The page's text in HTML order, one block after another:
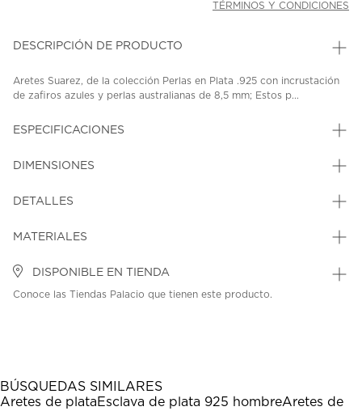
TÉRMINOS Y CONDICIONES
DESCRIPCIÓN DE PRODUCTO
Aretes Suarez, de la colección Perlas en Plata .925 con incrustación
de zafiros azules y perlas australianas de 8,5 mm; Estos p...
ESPECIFICACIONES
DIMENSIONES
DETALLES
MATERIALES
DISPONIBLE EN TIENDA
Conoce las Tiendas Palacio que tienen este producto.
BÚSQUEDAS SIMILARES
Aretes de plataEsclava de plata 925 hombreAretes de